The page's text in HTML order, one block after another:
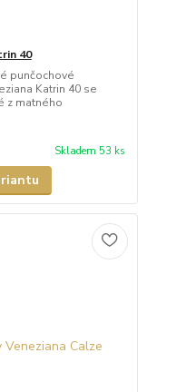
40
punčochové
Katrin 40 se
z matného
Skladem 53 ks